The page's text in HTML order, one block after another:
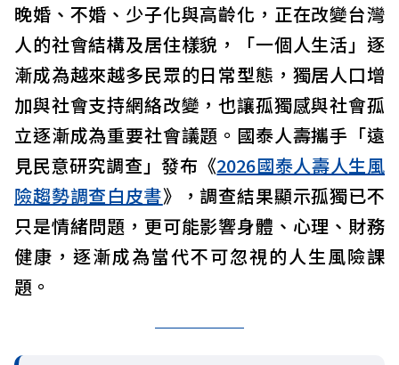
晚婚、不婚、少子化與高齡化，正在改變台灣
人的社會結構及居住樣貌，「一個人生活」逐
漸成為越來越多民眾的日常型態，獨居人口增
加與社會支持網絡改變，也讓孤獨感與社會孤
立逐漸成為重要社會議題。國泰人壽攜手「遠
見民意研究調查」發布《2026國泰人壽人生風
險趨勢調查白皮書》，調查結果顯示孤獨已不
只是情緒問題，更可能影響身體、心理、財務
健康，逐漸成為當代不可忽視的人生風險課
題。